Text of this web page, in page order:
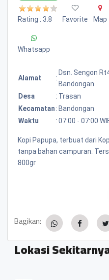
Rating : 3.8 Favorite Map
Whatsapp
Alamat :
Dsn. Sengon
Bandongan
Desa
: Trasan
Kecamatan : Bandongan
Waktu
:07:00 - 07:00
Kopi Papupa, terbuat dari
tanpa bahan campuran.
800gr
Bagikan:
Lokasi